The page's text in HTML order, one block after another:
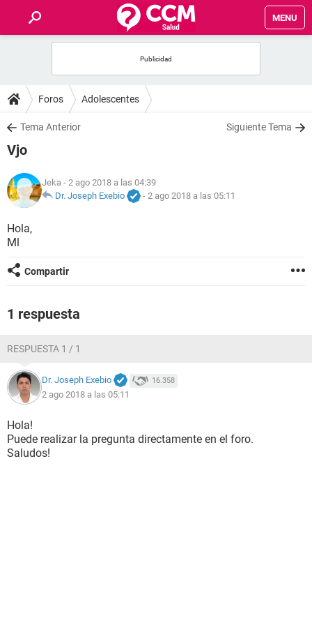
MENU
FOROS
SALUD
FAMILIA
NUTRICIÓN
BIENESTAR
SEXUALIDAD
Foros Adolescentes
Tema Anterior Siguiente Tema
Vjo
Jeka - 2 ago 2018 a las 04:39
Dr. Joseph Exebio
- 2 ago 2018 a las 05:11
Hola,
Ml
Compartir
1 respuesta
RESPUESTA 1 / 1
Dr. Joseph Exebio 16.358
2 ago 2018 a las 05:11
Hola!
Puede realizar la pregunta directamente en el foro.
Saludos!